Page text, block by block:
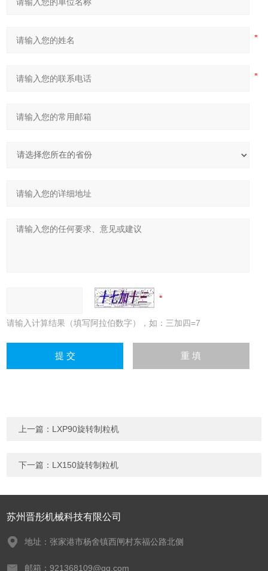
请输入计算结果（填写阿拉伯数字），如：三加四=7
上一篇： LXP90旋转制粒机
下一篇： LX150旋转制粒机
苏州晋彤机械科技有限公司
地址：张家港市杨舍镇西闸村东福公路北侧
邮箱：921368109@qq.com